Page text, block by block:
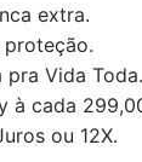
extra.
pra Vida Toda.
à cada
ou 12X.